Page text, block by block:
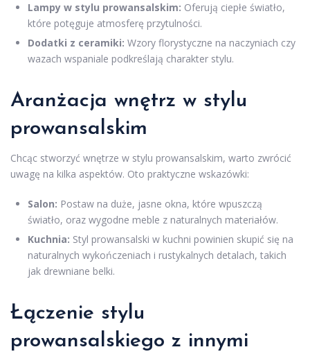
Lampy w stylu prowansalskim: Oferują ciepłe światło,
które potęguje atmosferę przytulności.
Dodatki z ceramiki: Wzory florystyczne na naczyniach czy
wazach wspaniale podkreślają charakter stylu.
Aranżacja wnętrz w stylu
prowansalskim
Chcąc stworzyć wnętrze w stylu prowansalskim, warto zwrócić
uwagę na kilka aspektów. Oto praktyczne wskazówki:
Salon: Postaw na duże, jasne okna, które wpuszczą
światło, oraz wygodne meble z naturalnych materiałów.
Kuchnia: Styl prowansalski w kuchni powinien skupić się na
naturalnych wykończeniach i rustykalnych detalach, takich
jak drewniane belki.
Łączenie stylu
prowansalskiego z innymi